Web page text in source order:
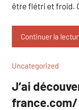
être flétri et froid.
Continuer la
Uncategorized
J’ai
france.com/